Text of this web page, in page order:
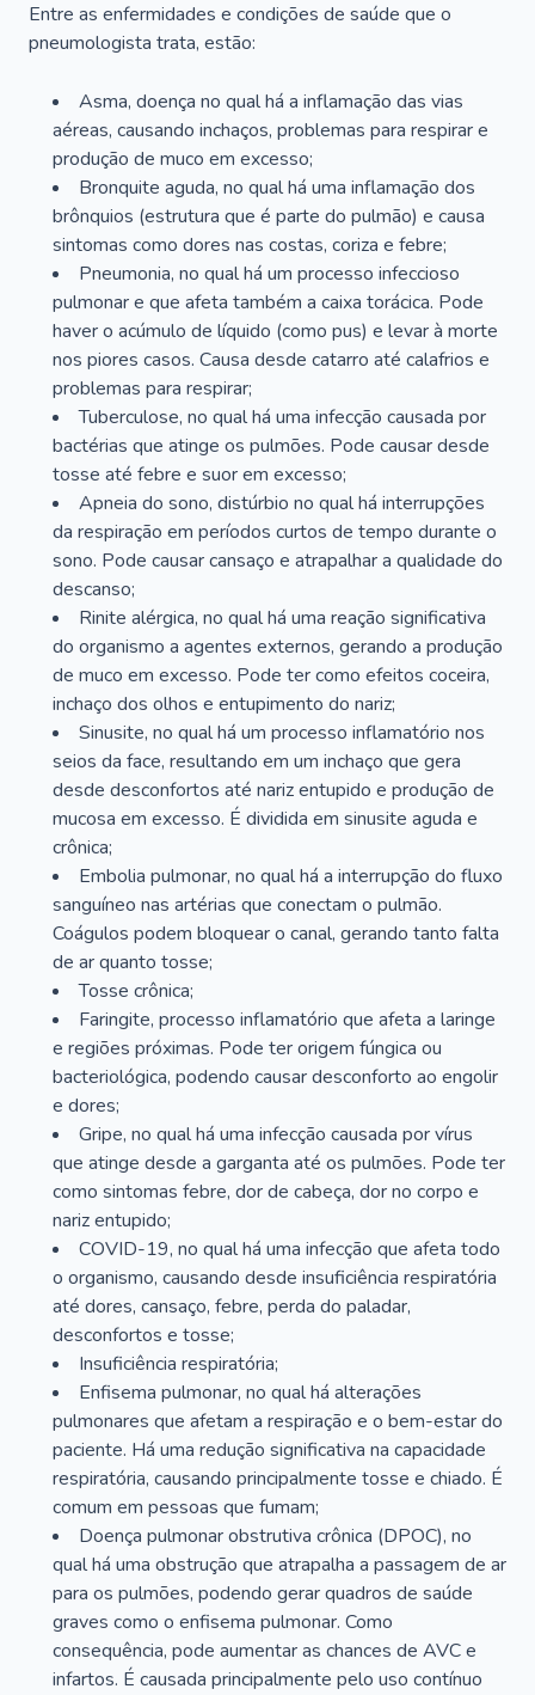
Entre as enfermidades e condições de saúde que o
pneumologista trata, estão:
Asma, doença no qual há a inflamação das vias
aéreas, causando inchaços, problemas para respirar e
produção de muco em excesso;
Bronquite aguda, no qual há uma inflamação dos
brônquios (estrutura que é parte do pulmão) e causa
sintomas como dores nas costas, coriza e febre;
Pneumonia, no qual há um processo infeccioso
pulmonar e que afeta também a caixa torácica. Pode
haver o acúmulo de líquido (como pus) e levar à morte
nos piores casos. Causa desde catarro até calafrios e
problemas para respirar;
Tuberculose, no qual há uma infecção causada por
bactérias que atinge os pulmões. Pode causar desde
tosse até febre e suor em excesso;
Apneia do sono, distúrbio no qual há interrupções
da respiração em períodos curtos de tempo durante o
sono. Pode causar cansaço e atrapalhar a qualidade do
descanso;
Rinite alérgica, no qual há uma reação significativa
do organismo a agentes externos, gerando a produção
de muco em excesso. Pode ter como efeitos coceira,
inchaço dos olhos e entupimento do nariz;
Sinusite, no qual há um processo inflamatório nos
seios da face, resultando em um inchaço que gera
desde desconfortos até nariz entupido e produção de
mucosa em excesso. É dividida em sinusite aguda e
crônica;
Embolia pulmonar, no qual há a interrupção do fluxo
sanguíneo nas artérias que conectam o pulmão.
Coágulos podem bloquear o canal, gerando tanto falta
de ar quanto tosse;
Tosse crônica;
Faringite, processo inflamatório que afeta a laringe
e regiões próximas. Pode ter origem fúngica ou
bacteriológica, podendo causar desconforto ao engolir
e dores;
Gripe, no qual há uma infecção causada por vírus
que atinge desde a garganta até os pulmões. Pode ter
como sintomas febre, dor de cabeça, dor no corpo e
nariz entupido;
COVID-19, no qual há uma infecção que afeta todo
o organismo, causando desde insuficiência respiratória
até dores, cansaço, febre, perda do paladar,
desconfortos e tosse;
Insuficiência respiratória;
Enfisema pulmonar, no qual há alterações
pulmonares que afetam a respiração e o bem-estar do
paciente. Há uma redução significativa na capacidade
respiratória, causando principalmente tosse e chiado. É
comum em pessoas que fumam;
Doença pulmonar obstrutiva crônica (DPOC), no
qual há uma obstrução que atrapalha a passagem de ar
para os pulmões, podendo gerar quadros de saúde
graves como o enfisema pulmonar. Como
consequência, pode aumentar as chances de AVC e
infartos. É causada principalmente pelo uso contínuo